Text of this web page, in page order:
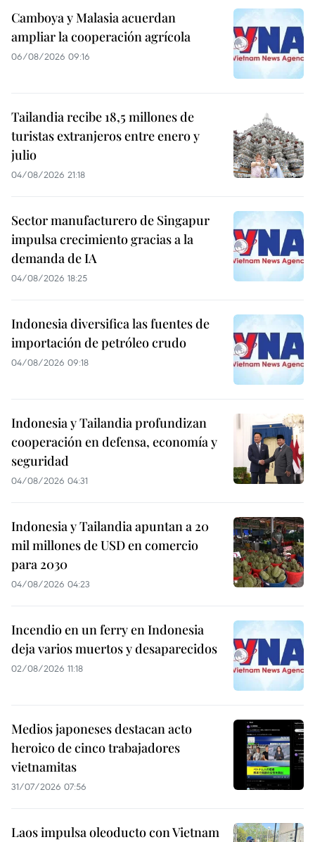
Camboya y Malasia acuerdan
ampliar la cooperación agrícola
06/08/2026 09:16
Tailandia recibe 18,5 millones de
turistas extranjeros entre enero y
julio
04/08/2026 21:18
Sector manufacturero de Singapur
impulsa crecimiento gracias a la
demanda de IA
04/08/2026 18:25
Indonesia diversifica las fuentes de
importación de petróleo crudo
04/08/2026 09:18
Indonesia y Tailandia profundizan
cooperación en defensa, economía y
seguridad
04/08/2026 04:31
Indonesia y Tailandia apuntan a 20
mil millones de USD en comercio
para 2030
04/08/2026 04:23
Incendio en un ferry en Indonesia
deja varios muertos y desaparecidos
02/08/2026 11:18
Medios japoneses destacan acto
heroico de cinco trabajadores
vietnamitas
31/07/2026 07:56
Laos impulsa oleoducto con Vietnam